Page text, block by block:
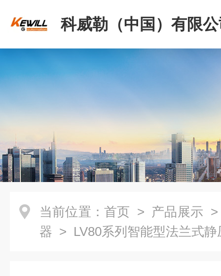
科威勒（中国）有限
当前位置： 首页 > 产品展示
器 > LV80系列智能型法兰式